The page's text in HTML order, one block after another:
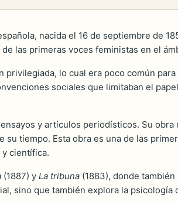
nacida el 16 de septiembre de
las primeras voces feministas en el
lo cual era poco común
sociales que limitaban el
y artículos periodísticos. Su obra
tiempo. Esta obra es una de las
científica.
(1887) y La tribuna (1883), donde
sino que también explora la